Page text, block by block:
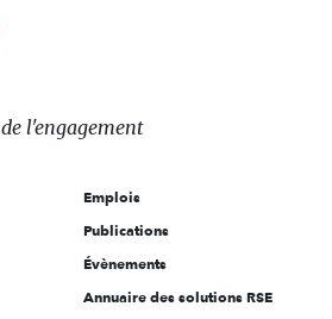
de l'engagement
Emplois
Publications
Évènements
Annuaire des solutions RSE